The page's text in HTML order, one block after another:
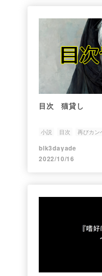
目次 猫貸し
小説 目次 再びカン
blk3dayade
2022/10/16